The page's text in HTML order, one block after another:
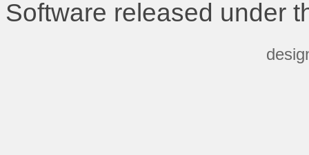
Software released under